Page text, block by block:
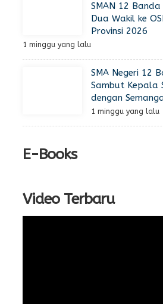
SMAN 12 Banda
Dua Wakil ke
Provinsi 2026
1 minggu yang lalu
SMA Negeri 12
Sambut Kepala
dengan
1 minggu yang lalu
E-Books
Video Terbaru